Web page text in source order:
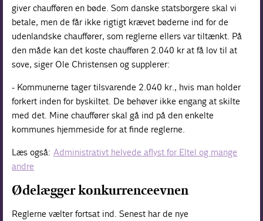
giver chaufføren en bøde. Som danske statsborgere skal vi
betale, men de får ikke rigtigt krævet bøderne ind for de
udenlandske chauffører, som reglerne ellers var tiltænkt. På
den måde kan det koste chaufføren 2.040 kr at få lov til at
sove, siger Ole Christensen og supplerer:
- Kommunerne tager tilsvarende 2.040 kr., hvis man holder
forkert inden for byskiltet. De behøver ikke engang at skilte
med det. Mine chauffører skal gå ind på den enkelte
kommunes hjemmeside for at finde reglerne.
Læs også: Administrativt helvede aflyst for Eltel og mange
andre
Ødelægger konkurrenceevnen
Reglerne vælter fortsat ind. Senest har de nye